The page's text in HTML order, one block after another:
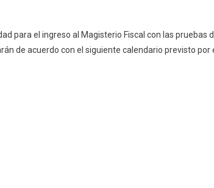
para el ingreso al Magisterio Fiscal con las pruebas
de acuerdo con el siguiente calendario previsto por